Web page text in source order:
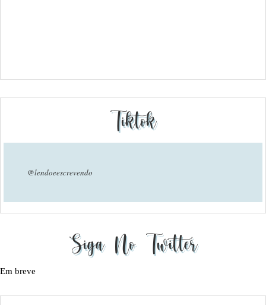
Tiktok
@lendoeescrevendo
Siga No Twitter
Em breve